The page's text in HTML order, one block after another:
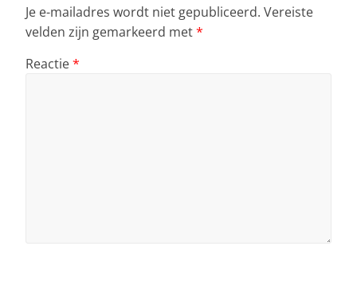
Je e-mailadres wordt niet gepubliceerd. Vereiste
velden zijn gemarkeerd met*
Reactie*